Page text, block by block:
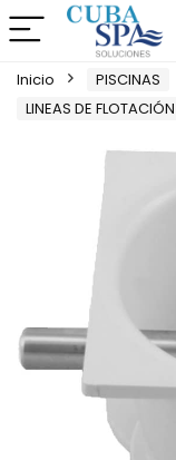
Inicio PISCINAS
LINEAS DE FLOTACIÓN